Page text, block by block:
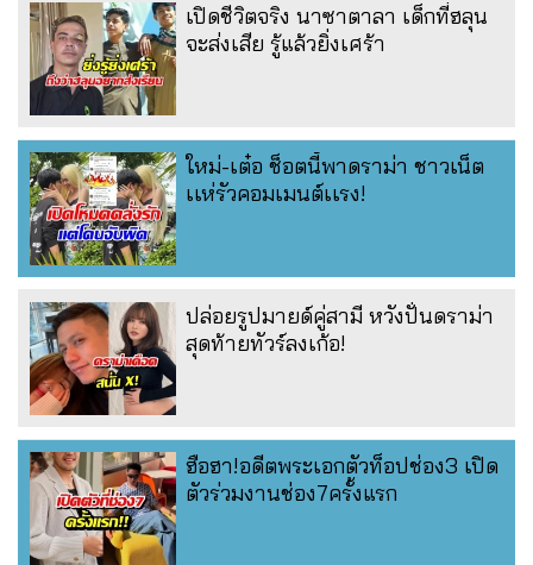
เปิดชีวิตจริง นาซาตาลา เด็กที่ฮลุน
จะส่งเสีย รู้แล้วยิ่งเศร้า
ใหม่-เต๋อ ช็อตนี้พาดราม่า ชาวเน็ต
เเห่รัวคอมเมนต์เเรง!
ปล่อยรูปมายด์คู่สามี หวังปั่นดราม่า
สุดท้ายทัวร์ลงเก้อ!
ฮือฮา!อดีตพระเอกตัวท็อปช่อง3 เปิด
ตัวร่วมงานช่อง7ครั้งแรก